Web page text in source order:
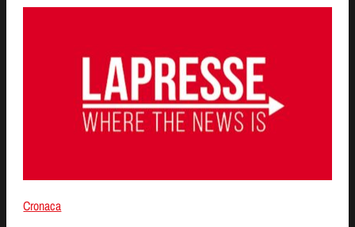
Cronaca